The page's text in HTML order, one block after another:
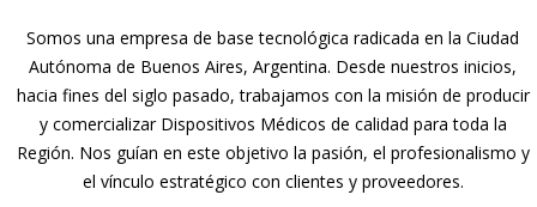
Somos una empresa de base tecnológica radicada en la Ciudad
Autónoma de Buenos Aires, Argentina. Desde nuestros inicios,
hacia fines del siglo pasado, trabajamos con la misión de producir
y comercializar Dispositivos Médicos de calidad para toda la
Región. Nos guían en este objetivo la pasión, el profesionalismo y
el vínculo estratégico con clientes y proveedores.